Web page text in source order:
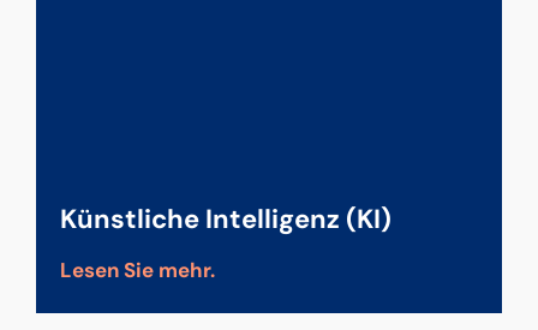
Künstliche Intelligenz (KI)
Lesen Sie mehr.